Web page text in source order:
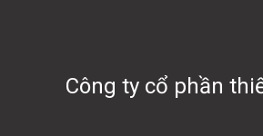
Công ty cổ phần